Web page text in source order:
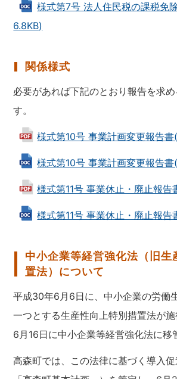
様式第7号 法人住民税の課税免
6.8KB)
関係様式
必要があれば下記のとおり報告を求
す。
様式第10号 事業計画変更報告
様式第10号 事業計画変更報告書
様式第11号 事業休止・廃止報告
様式第11号 事業休止・廃止報告
中小企業等経営強化法（旧生
置法）について
平成30年6月6日に、中小企業の労働
一つとする生産性向上特別措置法が
6月16日に中小企業等経営強化法に移
高森町では、この法律に基づく導入